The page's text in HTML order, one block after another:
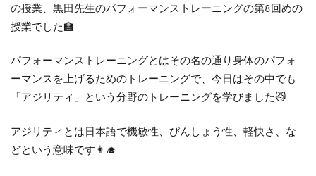
の授業、黒田先生のパフォーマンストレーニングの第8回めの
授業でした🏫
パフォーマンストレーニングとはその名の通り身体のパフォ
ーマンスを上げるためのトレーニングで、今日はその中でも
「アジリティ」という分野のトレーニングを学びました😼
アジリティとは日本語で機敏性、びんしょう性、軽快さ、な
どという意味です👨‍🎓